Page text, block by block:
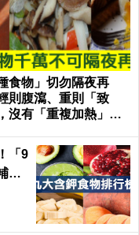
食物」切勿隔夜再
則腹瀉、重則「致
沒有「重複加熱」也
「9
鉀